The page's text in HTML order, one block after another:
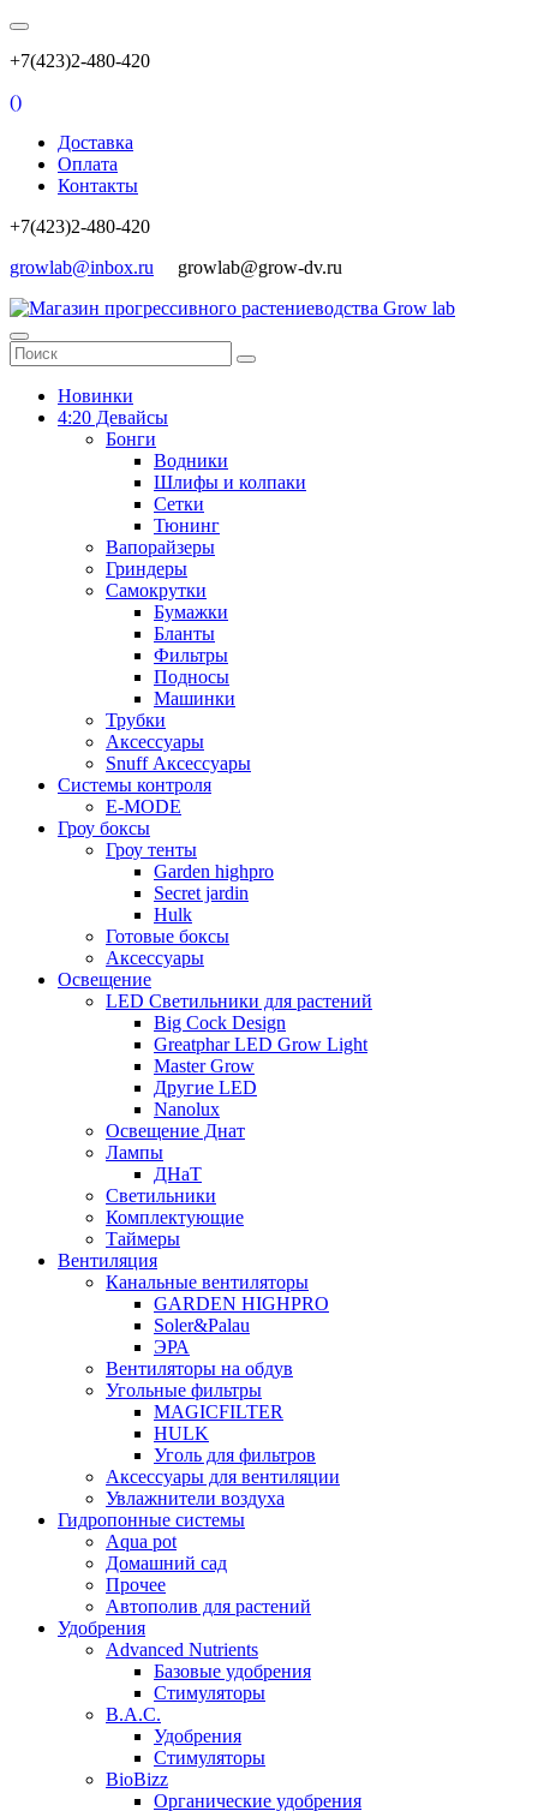
+7(423)2-480-420
()
Доставка
Оплата
Контакты
+7(423)2-480-420
growlab@inbox.ru growlab@grow-dv.ru
Новинки
4:20 Девайсы
Бонги
Водники
Шлифы и колпаки
Сетки
Тюнинг
Вапорайзеры
Гриндеры
Самокрутки
Бумажки
Бланты
Фильтры
Подносы
Машинки
Трубки
Аксессуары
Snuff Аксессуары
Системы контроля
E-MODE
Гроу боксы
Гроу тенты
Garden highpro
Secret jardin
Hulk
Готовые боксы
Аксессуары
Освещение
LED Светильники для растений
Big Cock Design
Greatphar LED Grow Light
Master Grow
Другие LED
Nanolux
Освещение Днат
Лампы
ДНаТ
Светильники
Комплектующие
Таймеры
Вентиляция
Канальные вентиляторы
GARDEN HIGHPRO
Soler&Palau
ЭРА
Вентиляторы на обдув
Угольные фильтры
MAGICFILTER
HULK
Уголь для фильтров
Аксессуары для вентиляции
Увлажнители воздуха
Гидропонные системы
Aqua pot
Домашний сад
Прочее
Автополив для растений
Удобрения
Advanced Nutrients
Базовые удобрения
Стимуляторы
B.A.C.
Удобрения
Стимуляторы
BioBizz
Органические удобрения